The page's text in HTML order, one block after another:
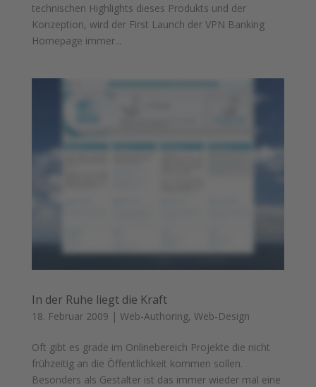
technischen Highlights dieses Produkts und der
Konzeption, wird der First Launch der VPN Banking
Homepage immer...
In der Ruhe liegt die Kraft
18. Februar 2009 | Web-Authoring, Web-Design
Oft gibt es grade im Onlinebereich Projekte die nicht
frühzeitig an die Öffentlichkeit kommen sollen.
Besonders als Gestalter ist das immer wieder mal eine